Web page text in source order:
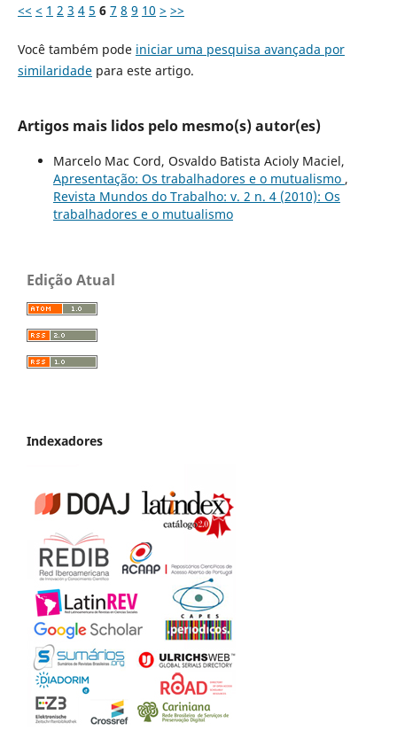
<< < 1 2 3 4 5 6 7 8 9 10 > >>
Você também pode iniciar uma pesquisa avançada por
similaridadepara este artigo.
Artigos mais lidos pelo mesmo(s) autor(es)
Marcelo Mac Cord, Osvaldo Batista Acioly Maciel,
Apresentação: Os trabalhadores e o mutualismo ,
Revista Mundos do Trabalho: v. 2 n. 4 (2010): Os
trabalhadores e o mutualismo
Edição Atual
Indexadores